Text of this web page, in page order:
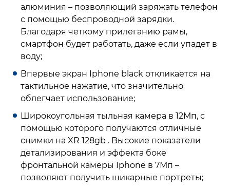
алюминия – позволяющий заряжать телефон
с помощью беспроводной зарядки.
Благодаря четкому прилеганию рамы,
смартфон будет работать, даже если упадет в
воду;
Впервые экран Iphone black откликается на
тактильное нажатие, что значительно
облегчает использование;
Широкоугольная тыльная камера в 12Мп, с
помощью которого получаются отличные
снимки на XR 128gb . Высокие показатели
детализирования и эффекта боке
фронтальной камеры Iphone в 7Мп –
позволяют получить шикарные портреты;